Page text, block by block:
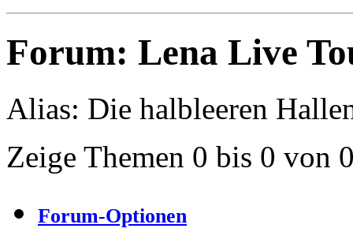
Forum: Lena Live
Alias: Die halbleeren
Zeige Themen 0 bis 0 von
Forum-Optionen